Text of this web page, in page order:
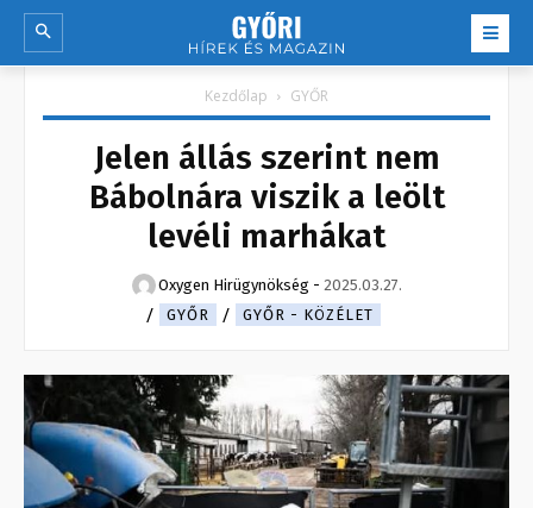
Kezdőlap GYŐR
Jelen állás szerint nem
Bábolnára viszik a leölt
levéli marhákat
Oxygen Hirügynökség - 2025.03.27.
GYŐR
GYŐR - KÖZÉLET